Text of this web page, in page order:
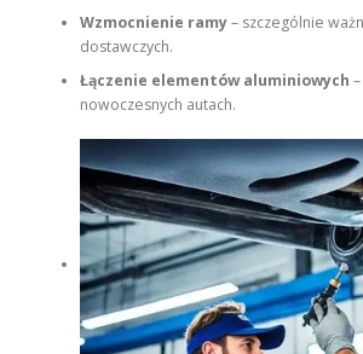
Wzmocnienie ramy– szczególnie
dostawczych.
Łączenie elementów aluminiowych
nowoczesnych autach.